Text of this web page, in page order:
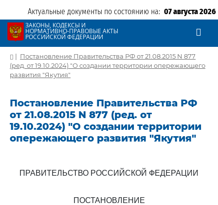
Актуальные документы по состоянию на: 07 августа 2026
ЗАКОНЫ, КОДЕКСЫ И
НОРМАТИВНО-ПРАВОВЫЕ АКТЫ
РОССИЙСКОЙ ФЕДЕРАЦИИ
| Постановление Правительства РФ от 21.08.2015 N 877
(ред. от 19.10.2024) "О создании территории опережающего
развития "Якутия"
Постановление Правительства РФ
от 21.08.2015 N 877 (ред. от
19.10.2024) "О создании территории
опережающего развития "Якутия"
ПРАВИТЕЛЬСТВО РОССИЙСКОЙ ФЕДЕРАЦИИ
ПОСТАНОВЛЕНИЕ